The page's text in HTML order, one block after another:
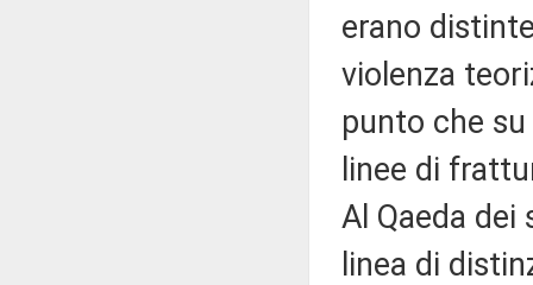
erano
violenza
punto che
linee di
Al Qaeda dei
linea di